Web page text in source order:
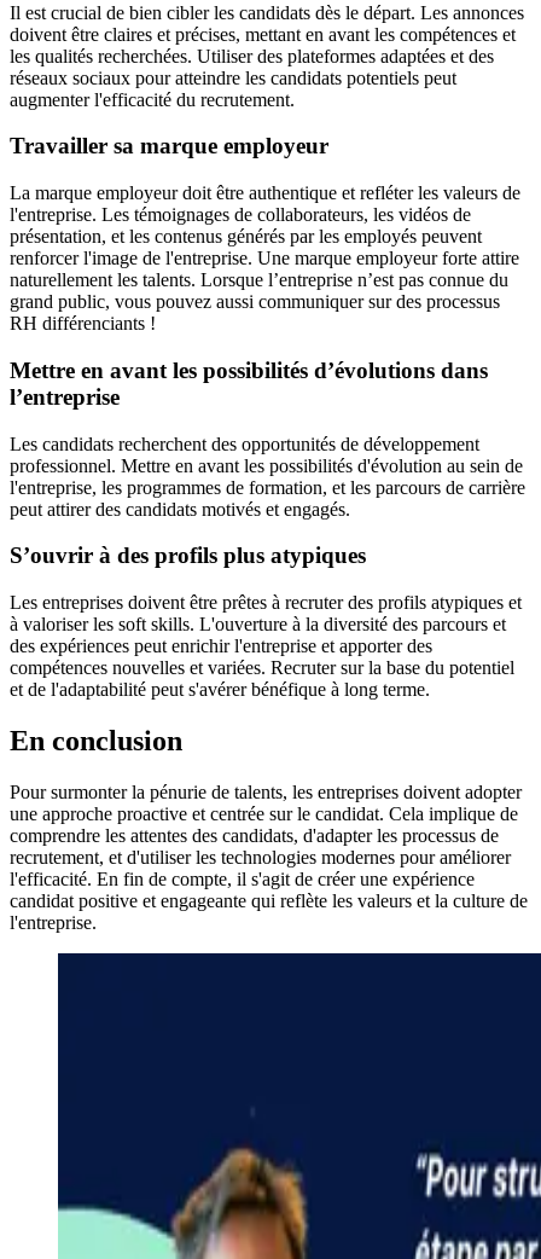
Il est crucial de bien cibler les candidats dès le départ. Les annonces
doivent être claires et précises, mettant en avant les compétences et
les qualités recherchées. Utiliser des plateformes adaptées et des
réseaux sociaux pour atteindre les candidats potentiels peut
augmenter l'efficacité du recrutement.
Travailler sa marque employeur
La marque employeur doit être authentique et refléter les valeurs de
l'entreprise. Les témoignages de collaborateurs, les vidéos de
présentation, et les contenus générés par les employés peuvent
renforcer l'image de l'entreprise. Une marque employeur forte attire
naturellement les talents. Lorsque l’entreprise n’est pas connue du
grand public, vous pouvez aussi communiquer sur des processus
RH différenciants !
Mettre en avant les possibilités d’évolutions dans
l’entreprise
Les candidats recherchent des opportunités de développement
professionnel. Mettre en avant les possibilités d'évolution au sein de
l'entreprise, les programmes de formation, et les parcours de carrière
peut attirer des candidats motivés et engagés.
S’ouvrir à des profils plus atypiques
Les entreprises doivent être prêtes à recruter des profils atypiques et
à valoriser les soft skills. L'ouverture à la diversité des parcours et
des expériences peut enrichir l'entreprise et apporter des
compétences nouvelles et variées. Recruter sur la base du potentiel
et de l'adaptabilité peut s'avérer bénéfique à long terme.
En conclusion
Pour surmonter la pénurie de talents, les entreprises doivent adopter
une approche proactive et centrée sur le candidat. Cela implique de
comprendre les attentes des candidats, d'adapter les processus de
recrutement, et d'utiliser les technologies modernes pour améliorer
l'efficacité. En fin de compte, il s'agit de créer une expérience
candidat positive et engageante qui reflète les valeurs et la culture de
l'entreprise.